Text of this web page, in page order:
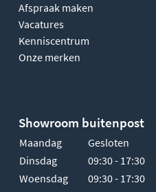
Afspraak maken
Vacatures
Kenniscentrum
Onze merken
Showroom buitenpost
Maandag
Gesloten
Dinsdag
09:30 - 17:30
Woensdag
09:30 - 17:30